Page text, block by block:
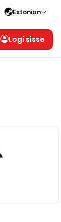
Estonian
Logi sisse